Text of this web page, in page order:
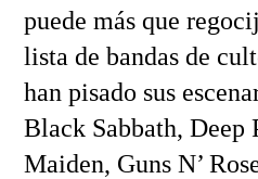
puede más que
lista de bandas de
han pisado sus
Black Sabbath, Deep
Maiden, Guns N’